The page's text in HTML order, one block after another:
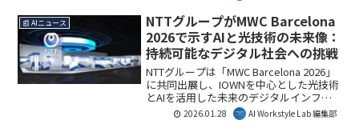
る企業の集客力向上と商談化の効率化が
期待できます。AI Workstyle Lab編集部と
しては、生成AI普及で変化するビジネス
環境への対応策として注目しています。
📰 AIニュース
NTTグループがMWC Barcelona
2026で示すAIと光技術の未来像：
持続可能なデジタル社会への挑戦
NTTグループは「MWC Barcelona 2026」
に共同出展し、IOWNを中心とした光技術
とAIを活用した未来のデジタルインフラ
とサービスを発表します。特にAIの活用
拡大に伴う消費電力増加への対策とし
2026.01.28 AI Workstyle Lab 編集部